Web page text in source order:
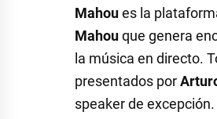
Mahoues la
Mahouque genera
la música en directo.
presentados por
speaker de excepción.